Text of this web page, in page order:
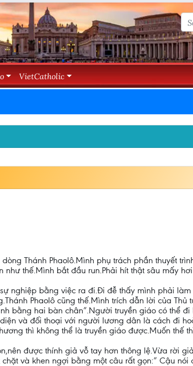
VietCatholic
Thánh Phaolô.Mình phụ trách phần thuyết
thế.Mình bắt đầu run.Phải hít thật sâu mấy
nghiệp bằng việc ra đi.Đi đễ thấy mình phải
Phaolô cũng thế.Mình trích dẫn lời của Thủ
bằng hai bàn chân”.Người truyền giáo có thể
và đối thoại với người lương dân là cách đi
thì không thể là truyền giáo được.Muốn thế
được thính giả vỗ tay hơn thông lệ.Vừa rời
và khen ngợi bằng một câu rất gọn:” Cậu nói